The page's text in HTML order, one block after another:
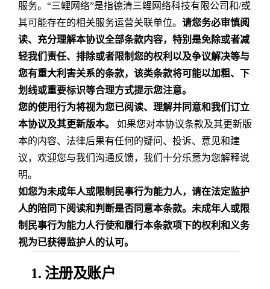
服务。“三鲤网络”是指德清三鲤网络科技有限公司和/或
其可能存在的相关服务运营关联单位。 请您务必审慎阅
读、充分理解本协议全部条款内容，特别是免除或者减
轻我们责任、排除或者限制您的权利以及争议解决等与
您有重大利害关系的条款，该类条款将可能以加粗、下
划线或重要标识等合理方式提示您注意。
您的使用行为将视为您已阅读、理解并同意和我们订立
本协议及其更新版本。
如果您对本协议条款及其更新版
本的内容、法律后果有任何的疑问、投诉、意见和建
议，欢迎您与我们沟通反馈，我们十分乐意为您解释说
明。
如您为未成年人或限制民事行为能力人，请在法定监护
人的陪同下阅读和判断是否同意本条款。未成年人或限
制民事行为能力人行使和履行本条款项下的权利和义务
视为已获得监护人的认可。
1. 注册及账户